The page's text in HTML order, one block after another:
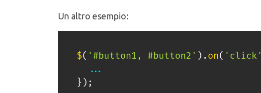
Un altro esempio:
$( '#button1, #button2' ) . on( 'click'
...
} ) ;